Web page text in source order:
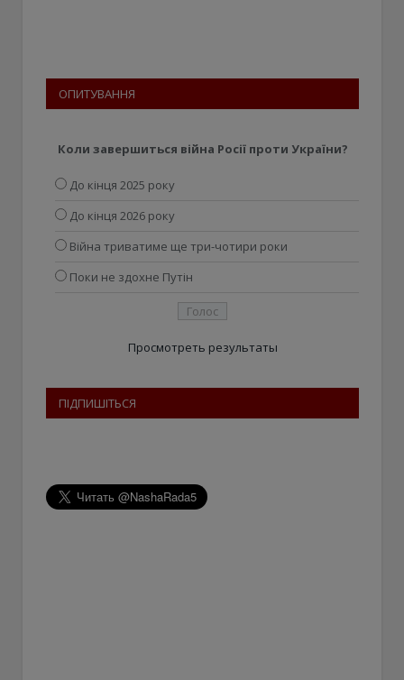
ОПИТУВАННЯ
Коли завершиться війна Росії проти України?
До кінця 2025 року
До кінця 2026 року
Війна триватиме ще три-чотири роки
Поки не здохне Путін
Просмотреть результаты
ПІДПИШІТЬСЯ